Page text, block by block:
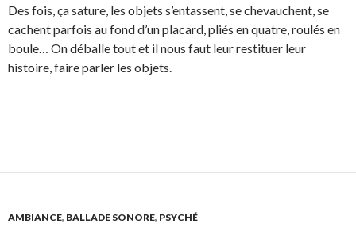
Des fois, ça sature, les objets s’entassent, se chevauchent, se
cachent parfois au fond d’un placard, pliés en quatre, roulés en
boule… On déballe tout et il nous faut leur restituer leur
histoire, faire parler les objets.
AMBIANCE, BALLADE SONORE, PSYCHÉ